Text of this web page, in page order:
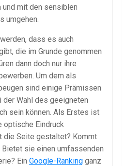
mit den sensiblen
umgehen.
dass es auch
die im Grunde genommen
dann doch nur ihre
Um dem als
sind einige Prämissen
der Wahl des geeigneten
sein können. Als Erstes ist
optische Eindruck
die Seite gestaltet? Kommt
sie einen umfassenden
Ein Google-Ranking ganz